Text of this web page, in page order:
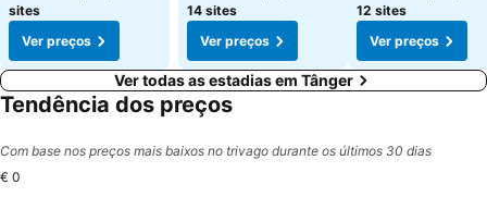
sites
Ver preços
14 sites
Ver preços
12 sites
Ver preços
Ver todas as estadias em Tânger
Tendência dos preços
Com base nos preços mais baixos no trivago durante os últimos 30 dias
€ 0